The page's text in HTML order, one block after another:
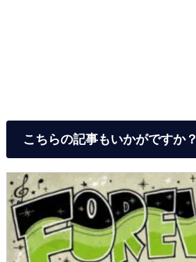
こちらの記事もいかがですか？